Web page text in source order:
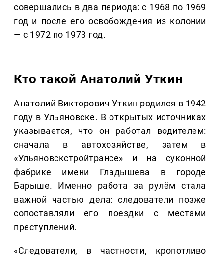
совершались в два периода: с 1968 по 1969
год и после его освобождения из колонии
— с 1972 по 1973 год.
Кто такой Анатолий Уткин
Анатолий Викторович Уткин родился в 1942
году в Ульяновске. В открытых источниках
указывается, что он работал водителем:
сначала в автохозяйстве, затем в
«Ульяновскстройтрансе» и на суконной
фабрике имени Гладышева в городе
Барыше. Именно работа за рулём стала
важной частью дела: следователи позже
сопоставляли его поездки с местами
преступлений.
«Следователи, в частности, кропотливо